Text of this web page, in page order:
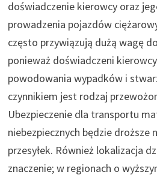
doświadczenie kierowcy oraz
prowadzenia pojazdów
często przywiązują dużą wagę
ponieważ doświadczeni
powodowania wypadków i
czynnikiem jest rodzaj
Ubezpieczenie dla transportu
niebezpiecznych będzie droższe
przesyłek. Również lokalizacja
znaczenie; w regionach o